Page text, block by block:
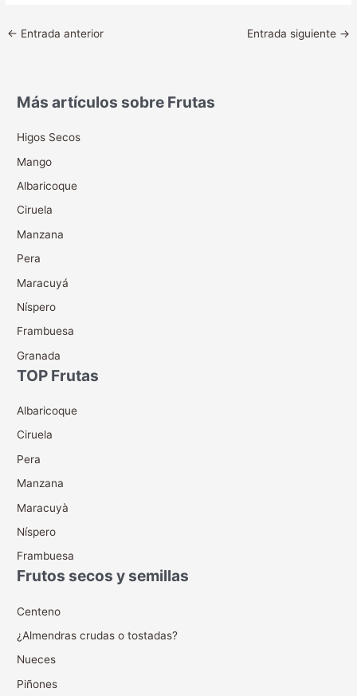
← Entrada anterior Entrada siguiente →
Más artículos sobre Frutas
Higos Secos
Mango
Albaricoque
Ciruela
Manzana
Pera
Maracuyá
Níspero
Frambuesa
Granada
TOP Frutas
Albaricoque
Ciruela
Pera
Manzana
Maracuyà
Níspero
Frambuesa
Frutos secos y semillas
Centeno
¿Almendras crudas o tostadas?
Nueces
Piñones